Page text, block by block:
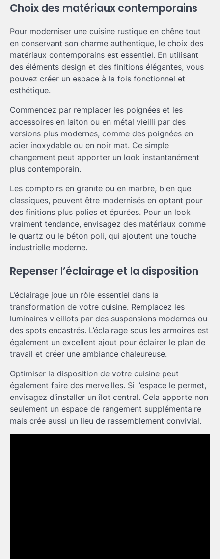
Choix des matériaux contemporains
Pour moderniser une cuisine rustique en chêne tout
en conservant son charme authentique, le choix des
matériaux contemporains est essentiel. En utilisant
des éléments design et des finitions élégantes, vous
pouvez créer un espace à la fois fonctionnel et
esthétique.
Commencez par remplacer les poignées et les
accessoires en laiton ou en métal vieilli par des
versions plus modernes, comme des poignées en
acier inoxydable ou en noir mat. Ce simple
changement peut apporter un look instantanément
plus contemporain.
Les comptoirs en granite ou en marbre, bien que
classiques, peuvent être modernisés en optant pour
des finitions plus polies et épurées. Pour un look
vraiment tendance, envisagez des matériaux comme
le quartz ou le béton poli, qui ajoutent une touche
industrielle moderne.
Repenser l’éclairage et la disposition
L’éclairage joue un rôle essentiel dans la
transformation de votre cuisine. Remplacez les
luminaires vieillots par des suspensions modernes ou
des spots encastrés. L’éclairage sous les armoires est
également un excellent ajout pour éclairer le plan de
travail et créer une ambiance chaleureuse.
Optimiser la disposition de votre cuisine peut
également faire des merveilles. Si l’espace le permet,
envisagez d’installer un îlot central. Cela apporte non
seulement un espace de rangement supplémentaire
mais crée aussi un lieu de rassemblement convivial.